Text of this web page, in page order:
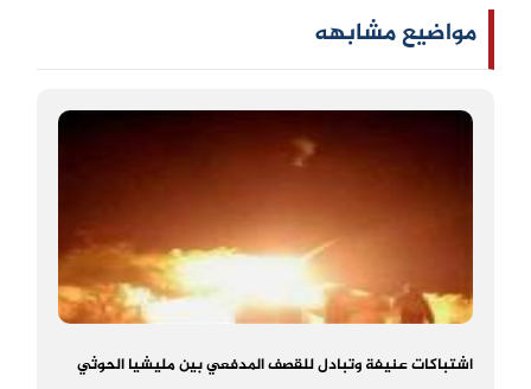
مواضيع مشابهه
اشتباكات عنيفة وتبادل للقصف المدفعي بين مليشيا الحوثي